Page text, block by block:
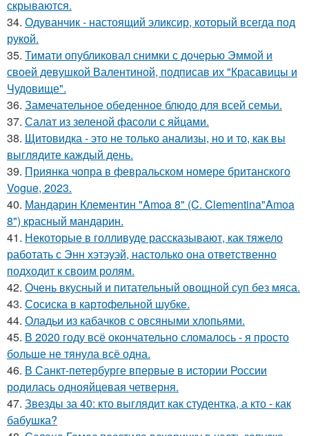
скрываются.
34. Одуванчик - настоящий эликсир, который всегда под
рукой.
35. Тимати опубликовал снимки с дочерью Эммой и
своей девушкой Валентиной, подписав их "Красавицы и
Чудовище".
36. Замечательное обеденное блюдо для всей семьи.
37. Салат из зеленой фасоли с яйцами.
38. Щитовидка - это не только анализы, но и то, как вы
выглядите каждый день.
39. Приянка чопра в февральском номере британского
Vogue, 2023.
40. Мандарин Клементин "Amoa 8" (C. Clementina"Amoa
8") красный мандарин.
41. Некоторые в голливуде рассказывают, как тяжело
работать с Энн хэтэуэй, настолько она ответственно
подходит к своим ролям.
42. Очень вкусный и питательный овощной суп без мяса.
43. Сосиска в картофельной шубке.
44. Оладьи из кабачков с овсяными хлопьями.
45. В 2020 году всё окончательно сломалось - я просто
больше не тянула всё одна.
46. В Санкт-петербурге впервые в истории России
родилась однояйцевая четверня.
47. Звезды за 40: кто выглядит как студентка, а кто - как
бабушка?